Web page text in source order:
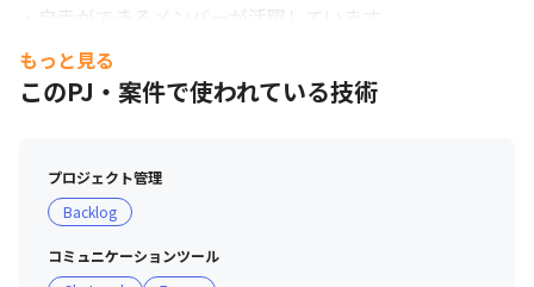
・自走ができるメンバーが活躍しています
■ 社風
・日本をはじめ、8カ国の国籍のメンバーが活躍できる多
・職種の壁はなく、チーム一丸となって良いものを作って
いこうという雰囲気があります
・自社のゲームをやり込む部活、映画部などの40以上の
部活があり、それぞれChatworkでグループを作って雑談
もっと見る
このPJ・案件で使われている技術
プロジェクト管理
Backlog
コミュニケーションツール